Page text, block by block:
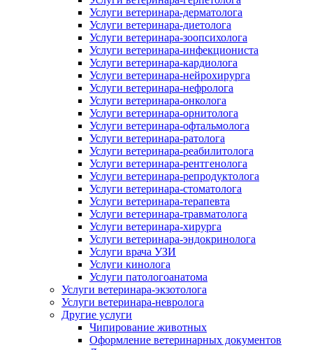
Услуги ветеринара-дерматолога
Услуги ветеринара-диетолога
Услуги ветеринара-зоопсихолога
Услуги ветеринара-инфекциониста
Услуги ветеринара-кардиолога
Услуги ветеринара-нейрохирурга
Услуги ветеринара-нефролога
Услуги ветеринара-онколога
Услуги ветеринара-орнитолога
Услуги ветеринара-офтальмолога
Услуги ветеринара-ратолога
Услуги ветеринара-реабилитолога
Услуги ветеринара-рентгенолога
Услуги ветеринара-репродуктолога
Услуги ветеринара-стоматолога
Услуги ветеринара-терапевта
Услуги ветеринара-травматолога
Услуги ветеринара-хирурга
Услуги ветеринара-эндокринолога
Услуги врача УЗИ
Услуги кинолога
Услуги патологоанатома
Услуги ветеринара-экзотолога
Услуги ветеринара-невролога
Другие услуги
Чипирование животных
Оформление ветеринарных документов